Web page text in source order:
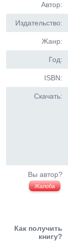
Автор:
Издательство:
Жанр:
Год:
ISBN:
Скачать:
Вы автор?
Жалоба
Как получить
книгу?